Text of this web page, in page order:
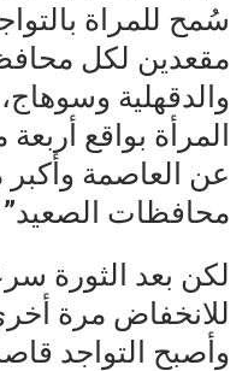
سُمح للمراة
مقعدين لكل
والدقهلية
المرأة بواقع
عن العاصمة وأكبر
محافظات الصعيد”
لكن بعد الثورة
وأصبح التواجد